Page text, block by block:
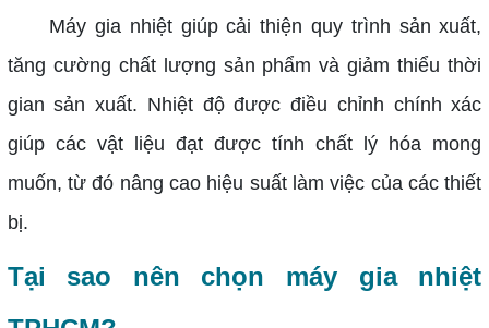
Máy gia nhiệt giúp cải thiện quy trình sản xuất,
tăng cường chất lượng sản phẩm và giảm thiểu thời
gian sản xuất. Nhiệt độ được điều chỉnh chính xác
giúp các vật liệu đạt được tính chất lý hóa mong
muốn, từ đó nâng cao hiệu suất làm việc của các thiết
bị.
Tại sao nên chọn máy gia nhiệt